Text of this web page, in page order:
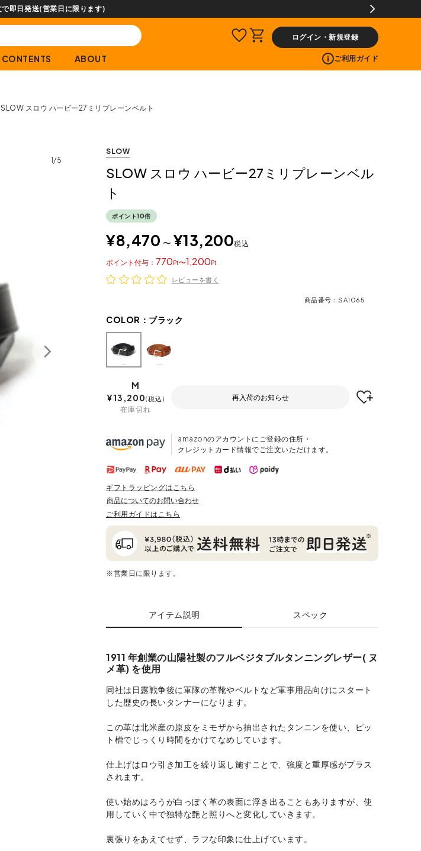
ログイン・新規登録
CONTENTS ABOUT ご利用ガイド
SLOW スロウ ハービー27ミリプレーンベルト
1/5
SLOW
SLOW スロウ ハービー27ミリプレーンベル
ト
ポイント10倍
¥8,470 〜 ¥13,200税込
770 〜1,200
ポイント
レビューを書く
商品番号 SA1065
COLOR： ブラック
M
¥13,200 税込
在庫切れ
再入荷のお知らせ
amazonのアカウントにご登録の住所・
クレジットカード情報でご注文いただけます。
ギフトラッピングはこちら
商品についてのお問い合わせ
ご利用ガイドはこちら
※営業日に限ります。
アイテム説明 スペック
1911 年創業の山陽社製のフルベジタブルタンニングレザー( ヌ
メ革) を使用
同社は日露戦争後に軍隊の革靴やベルトなど軍事用品向けにスタート
した歴史の長いタンナーになります。
この革は北米産の原皮をミモザから抽出されたタンニンを使い、ピッ
ト槽でじっくり時間をかけてなめしています。
仕上げはロウ引き加工を繰り返し施すことで、強度と重厚感がプラス
されます。
使い始めはろうが白っぽく革の表面に浮き出ることもありますが、使
用していく中で独特な艶と照りへと変化していきます。
裏張りをあえてせず、ラフな印象に仕上げています。